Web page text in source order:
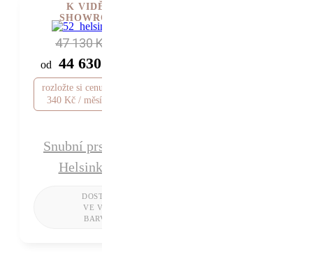
47 130 Kč
od 44 630 Kč
rozložte si cenu od 1
340 Kč / měsíc
Snubní prsten
Helsinki
K VIDĚNÍ V
SHOWROOMU